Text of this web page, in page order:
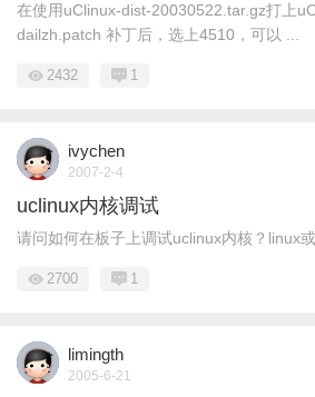
在使用uClinux-dist-20030522.tar.gz打上
dailzh.patch 补丁后，选上4510，可以 ...
2432 1
ivychen
2007-2-4
uclinux内核调试
请问如何在板子上调试uclinux内核？linux
2700 1
limingth
2005-6-21